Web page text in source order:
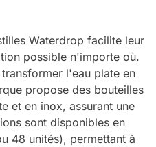
Waterdrop facilite leur
possible n'importe où.
l'eau plate en
propose des bouteilles
et en inox, assurant une
sont disponibles en
48 unités), permettant à